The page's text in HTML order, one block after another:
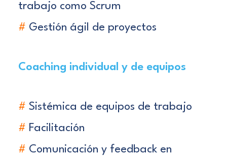
trabajo como Scrum
# Gestión ágil de proyectos
Coaching individual y de equipos
# Sistémica de equipos de trabajo
# Facilitación
# Comunicación y feedback en